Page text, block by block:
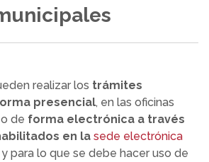
realizar los trámites
presencial, en las oficinas
de forma electrónica a través
en la sede electrónica
y para lo que se debe hacer uso de